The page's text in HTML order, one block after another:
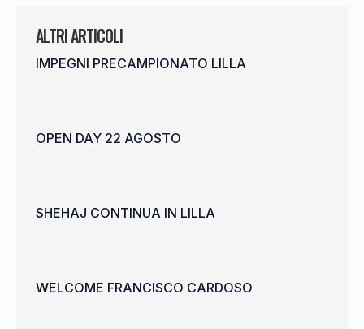
ALTRI ARTICOLI
IMPEGNI PRECAMPIONATO LILLA
OPEN DAY 22 AGOSTO
SHEHAJ CONTINUA IN LILLA
WELCOME FRANCISCO CARDOSO